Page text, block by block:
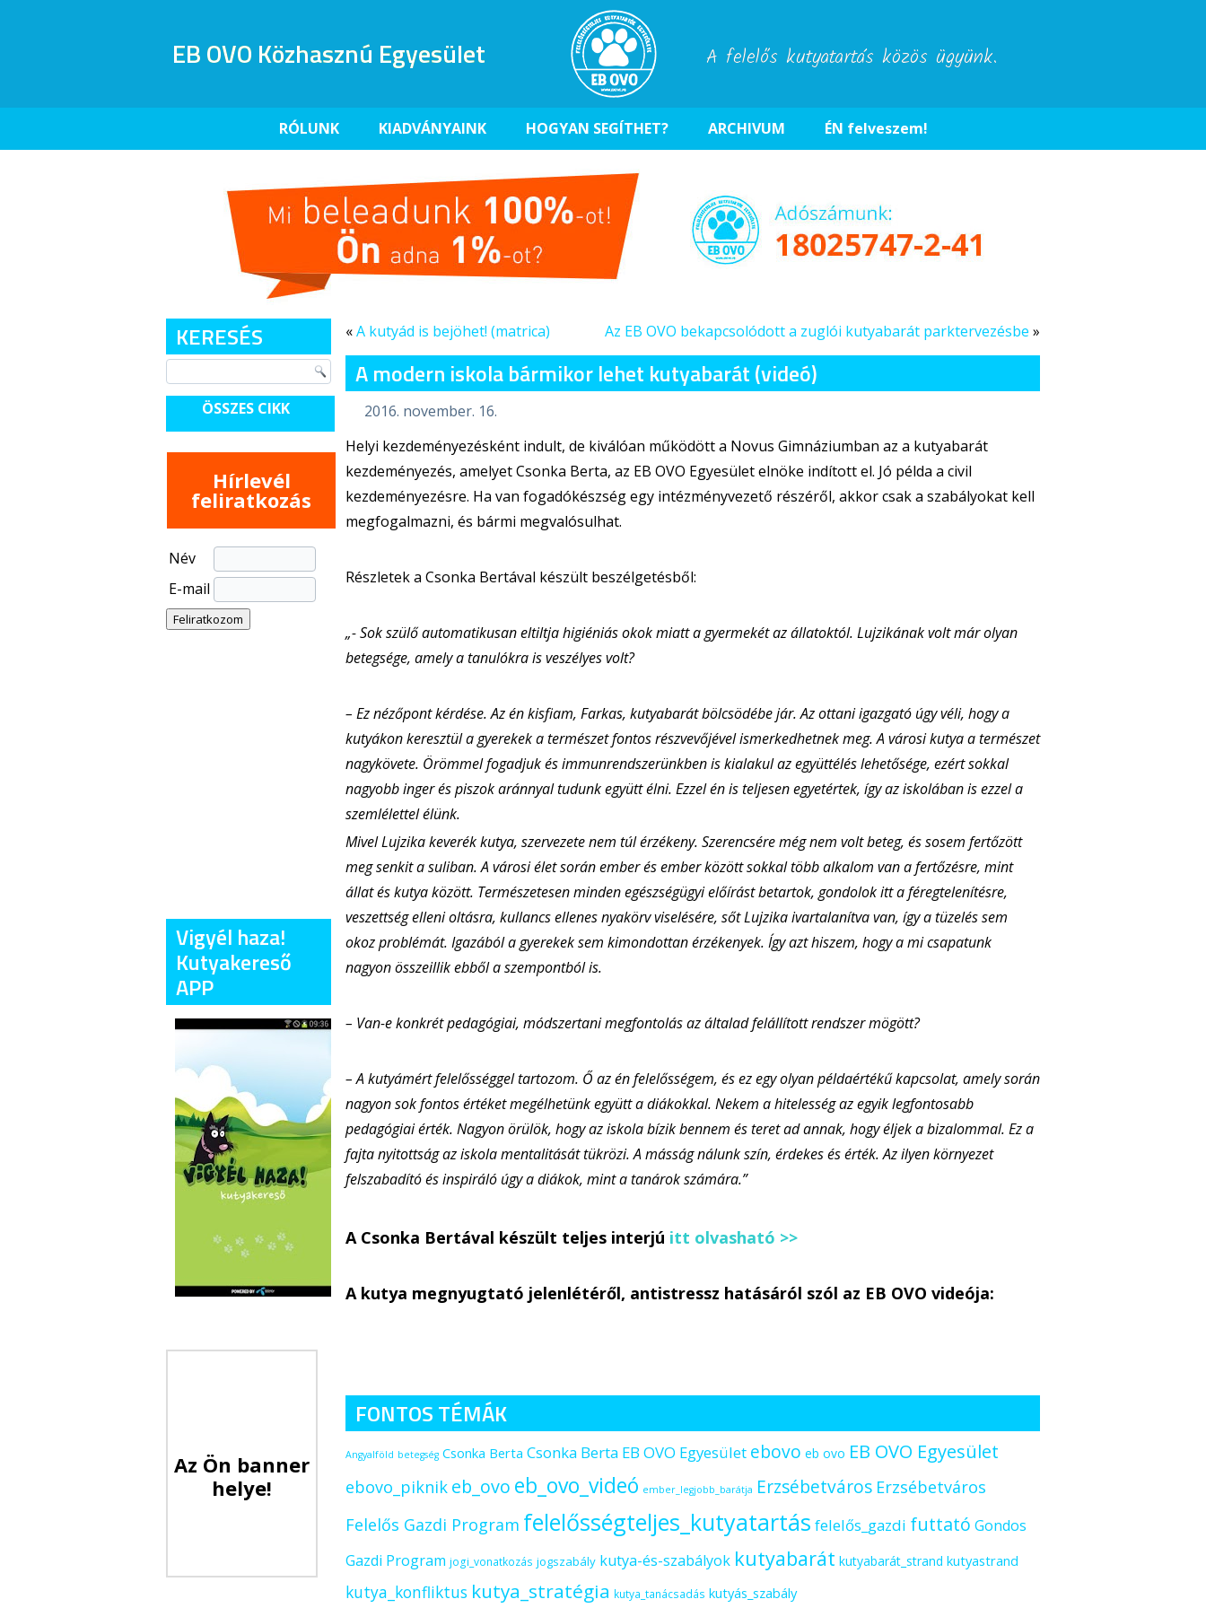
EB OVO Közhasznú Egyesület A felelős kutyatartás közös ügyünk.
RÓLUNK KIADVÁNYAINK HOGYAN SEGÍTHET? ARCHIVUM ÉN felveszem!
KERESÉS
ÖSSZES CIKK
Hírlevél
feliratkozás
Név
E-mail
Vigyél haza!
Kutyakereső
APP
Az Ön banner
helye!
«A kutyád is bejöhet! (matrica) Az EB OVO bekapcsolódott a zuglói kutyabarát parktervezésbe »
A modern iskola bármikor lehet kutyabarát (videó)
2016. november. 16.
Helyi kezdeményezésként indult, de kiválóan működött a Novus Gimnáziumban az a kutyabarát
kezdeményezés, amelyet Csonka Berta, az EB OVO Egyesület elnöke indított el. Jó példa a civil
kezdeményezésre. Ha van fogadókészség egy intézményvezető részéről, akkor csak a szabályokat kell
megfogalmazni, és bármi megvalósulhat.
Részletek a Csonka Bertával készült beszélgetésből:
„- Sok szülő automatikusan eltiltja higiéniás okok miatt a gyermekét az állatoktól. Lujzikának volt már olyan
betegsége, amely a tanulókra is veszélyes volt?
– Ez nézőpont kérdése. Az én kisfiam, Farkas, kutyabarát bölcsödébe jár. Az ottani igazgató úgy véli, hogy a
kutyákon keresztül a gyerekek a természet fontos részvevőjével ismerkedhetnek meg. A városi kutya a természet
nagykövete. Örömmel fogadjuk és immunrendszerünkben is kialakul az együttélés lehetősége, ezért sokkal
nagyobb inger és piszok aránnyal tudunk együtt élni. Ezzel én is teljesen egyetértek, így az iskolában is ezzel a
szemlélettel élünk.
Mivel Lujzika keverék kutya, szervezete nem túl érzékeny. Szerencsére még nem volt beteg, és sosem fertőzött
meg senkit a suliban. A városi élet során ember és ember között sokkal több alkalom van a fertőzésre, mint
állat és kutya között. Természetesen minden egészségügyi előírást betartok, gondolok itt a féregtelenítésre,
veszettség elleni oltásra, kullancs ellenes nyakörv viselésére, sőt Lujzika ivartalanítva van, így a tüzelés sem
okoz problémát. Igazából a gyerekek sem kimondottan érzékenyek. Így azt hiszem, hogy a mi csapatunk
nagyon összeillik ebből a szempontból is.
– Van-e konkrét pedagógiai, módszertani megfontolás az általad felállított rendszer mögött?
– A kutyámért felelősséggel tartozom. Ő az én felelősségem, és ez egy olyan példaértékű kapcsolat, amely során
nagyon sok fontos értéket megélhetünk együtt a diákokkal. Nekem a hitelesség az egyik legfontosabb
pedagógiai érték. Nagyon örülök, hogy az iskola bízik bennem és teret ad annak, hogy éljek a bizalommal. Ez a
fajta nyitottság az iskola mentalitását tükrözi. A másság nálunk szín, érdekes és érték. Az ilyen környezet
felszabadító és inspiráló úgy a diákok, mint a tanárok számára.”
A Csonka Bertával készült teljes interjú itt olvasható >>
A kutya megnyugtató jelenlétéről, antistressz hatásáról szól az EB OVO videója:
FONTOS TÉMÁK
Angyalföld betegség Csonka Berta Csonka Berta EB OVO Egyesület ebovo eb ovo EB OVO Egyesület
ebovo_piknik eb_ovo eb_ovo_videó ember_legjobb_barátja Erzsébetváros Erzsébetváros
Felelős Gazdi Program felelősségteljes_kutyatartás felelős_gazdi futtató Gondos
Gazdi Program jogi_vonatkozás jogszabály kutya-és-szabályok kutyabarát kutyabarát_strand kutyastrand
kutya_konfliktus kutya_stratégia kutya_tanácsadás kutyás_szabály